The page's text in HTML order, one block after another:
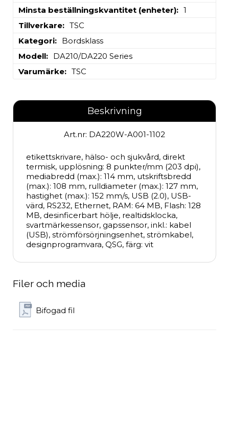
Minsta beställningskvantitet (enheter)
1
Tillverkare
TSC
Kategori
Bordsklass
Modell
DA210/DA220 Series
Varumärke
TSC
Beskrivning
Art.nr: DA220W-A001-1102
etikettskrivare, hälso- och sjukvård, direkt
termisk, upplösning: 8 punkter/mm (203 dpi),
mediabredd (max.): 114 mm, utskriftsbredd
(max.): 108 mm, rulldiameter (max.): 127 mm,
hastighet (max.): 152 mm/s, USB (2.0), USB-
värd, RS232, Ethernet, RAM: 64 MB, Flash: 128
MB, desinficerbart hölje, realtidsklocka,
svartmärkessensor, gapssensor, inkl.: kabel
(USB), strömförsörjningsenhet, strömkabel,
designprogramvara, QSG, färg: vit
Filer och media
Bifogad fil